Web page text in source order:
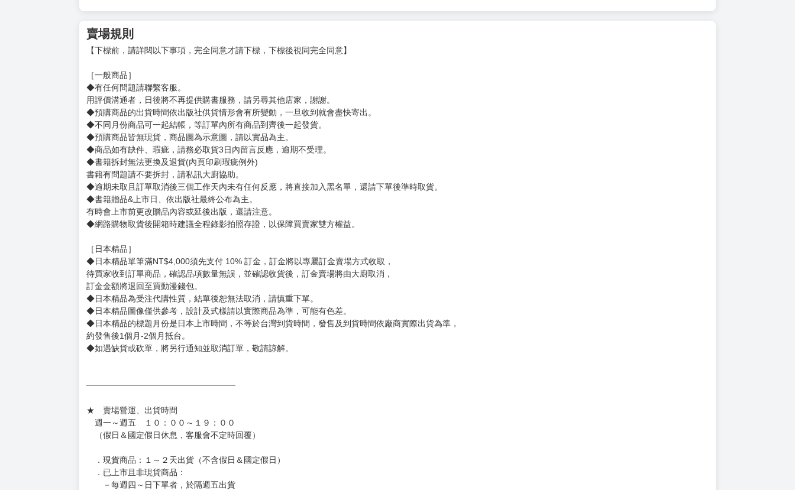
賣場規則
【下標前，請詳閱以下事項，完全同意才請下標，下標後視同完全同意】
［一般商品］
◆有任何問題請聯繫客服。
用評價溝通者，日後將不再提供購書服務，請另尋其他店家，謝謝。
◆預購商品的出貨時間依出版社供貨情形會有所變動，一旦收到就會盡快寄出。
◆不同月份商品可一起結帳，等訂單內所有商品到齊後一起發貨。
◆預購商品皆無現貨，商品圖為示意圖，請以實品為主。
◆商品如有缺件、瑕疵，請務必取貨3日內留言反應，逾期不受理。
◆書籍拆封無法更換及退貨(內頁印刷瑕疵例外)
書籍有問題請不要拆封，請私訊大廚協助。
◆逾期未取且訂單取消後三個工作天內未有任何反應，將直接加入黑名單，還請下單後準時取貨。
◆書籍贈品&上市日、依出版社最終公布為主。
有時會上市前更改贈品內容或延後出版，還請注意。
◆網路購物取貨後開箱時建議全程錄影拍照存證，以保障買賣家雙方權益。
［日本精品］
◆日本精品單筆滿NT$4,000須先支付 10% 訂金，訂金將以專屬訂金賣場方式收取，
待買家收到訂單商品，確認品項數量無誤，並確認收貨後，訂金賣場將由大廚取消，
訂金金額將退回至買動漫錢包。
◆日本精品為受注代購性質，結單後恕無法取消，請慎重下單。
◆日本精品圖像僅供參考，設計及式樣請以實際商品為準，可能有色差。
◆日本精品的標題月份是日本上市時間，不等於台灣到貨時間，發售及到貨時間依廠商實際出貨為準，
約發售後1個月-2個月抵台。
◆如遇缺貨或砍單，將另行通知並取消訂單，敬請諒解。
━━━━━━━━━━━━━━━━━━
★ 賣場營運、出貨時間
週一～週五 １０：００～１９：００
（假日＆國定假日休息，客服會不定時回覆）
．現貨商品：１～２天出貨（不含假日＆國定假日）
．已上市且非現貨商品：
－每週四～日下單者，於隔週五出貨